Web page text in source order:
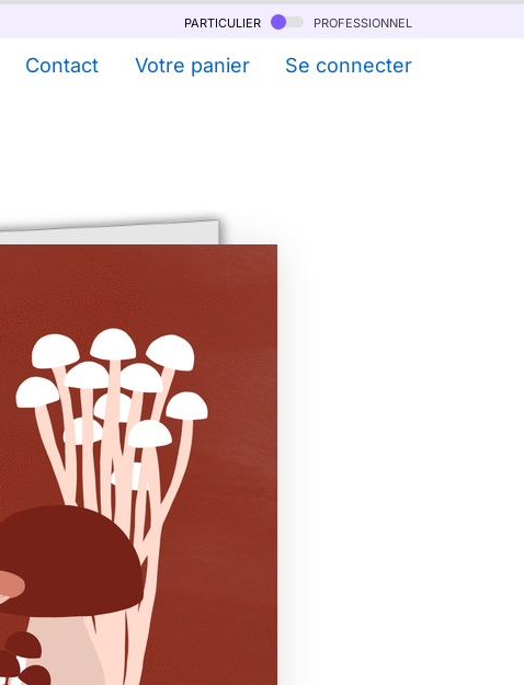
particulier professionnel
Contact Votre panier Se connecter